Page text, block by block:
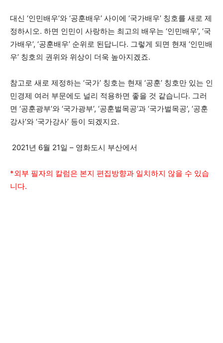
대신 ‘인민배우’와 ‘공훈배우’ 사이에 ‘국가배우’ 칭호를 새로 제
정하시오. 하면 인민이 사랑하는 최고의 배우는 ‘인민배우’, ‘국
가배우’, ‘공훈배우’ 순위로 된답니다. 그렇게 되면 현재 ‘인민배
우’ 칭호의 권위와 위상이 더욱 높아지겠죠.
참고로 새로 제정하는 ‘국가’ 칭호는 현재 ‘공훈’ 칭호만 있는 인
민경제 여러 부문에도 널리 적용하면 좋을 것 같습니다. 그러
면 ‘공훈광부’와 ‘국가광부’, ‘공훈벌목공’과 ‘국가벌목공’, ‘공훈
강사’와 ‘국가강사’ 등이 되겠지요.
2021년 6월 21일 – 영화도시 부산에서
*외부 필자의 칼럼은 본지 편집방향과 일치하지 않을 수 있습
니다.